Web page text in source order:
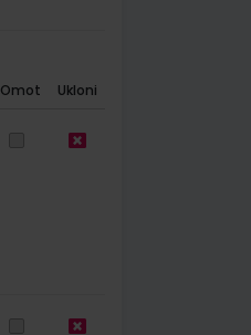
Omot Ukloni